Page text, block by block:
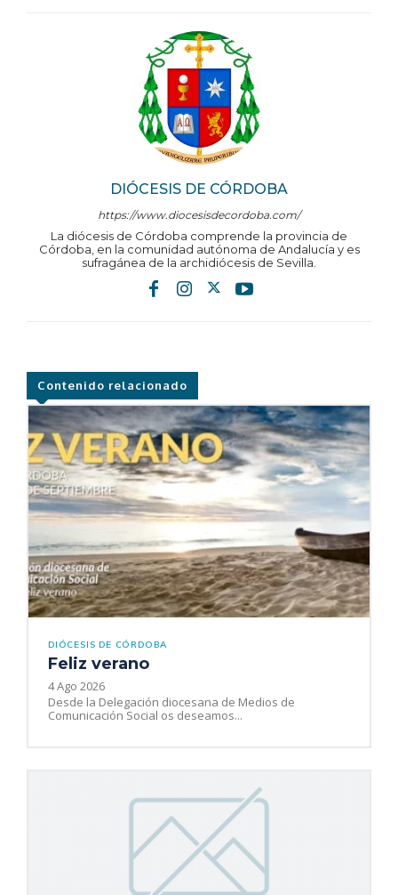
DIÓCESIS DE CÓRDOBA
https://www.diocesisdecordoba.com/
La diócesis de Córdoba comprende la provincia de
Córdoba, en la comunidad autónoma de Andalucía y es
sufragánea de la archidiócesis de Sevilla.
Contenido relacionado
DIÓCESIS DE CÓRDOBA
Feliz verano
4 Ago 2026
Desde la Delegación diocesana de Medios de
Comunicación Social os deseamos...